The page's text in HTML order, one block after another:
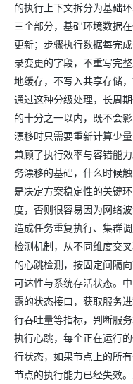
的执行上下文拆分为基础
三个部分，基础环境数据
更新；步骤执行数据每完
录变更的字段，不重写完
地缓存，不写入共享存储
通过这种分级处理，长周
的十分之一以内，既不会
漂移时只需要重新计算少
兼顾了执行效率与容错能
务漂移的基础，什么时候
是决定方案稳定性的关键
度，否则很容易因为网络
造成任务重复执行、集群
检测机制，从不同维度交
的心跳检测，按固定间隔
可达性与系统存活状态。
露的状态接口，获取服务
行吞吐量等指标，判断服
执行心跳，每个正在运行
行状态，如果节点上的所
节点的执行能力已经失效